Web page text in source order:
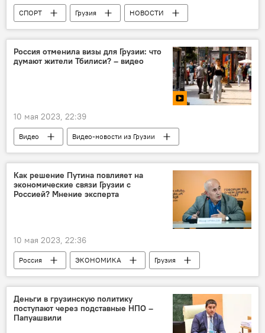
СПОРТ Грузия
НОВОСТИ
Доха
Тбилиси
Тато Григалашвили
Лука Майсурадзе
Россия отменила визы для Грузии: что
думают жители Тбилиси? – видео
10 мая 2023, 22:39
Видео
Видео-новости из Грузии
Мультимедиа
Опрос
Опрос населения
Россия отменила визы для граждан Грузии
Как решение Путина повлияет на
экономические связи Грузии с
Россией? Мнение эксперта
10 мая 2023, 22:36
Россия ЭКОНОМИКА
Грузия
НОВОСТИ
Отмена виз
Иосиф Арчвадзе
Тбилиси Москва
Деньги в грузинскую политику
поступают через подставные НПО –
Папуашвили